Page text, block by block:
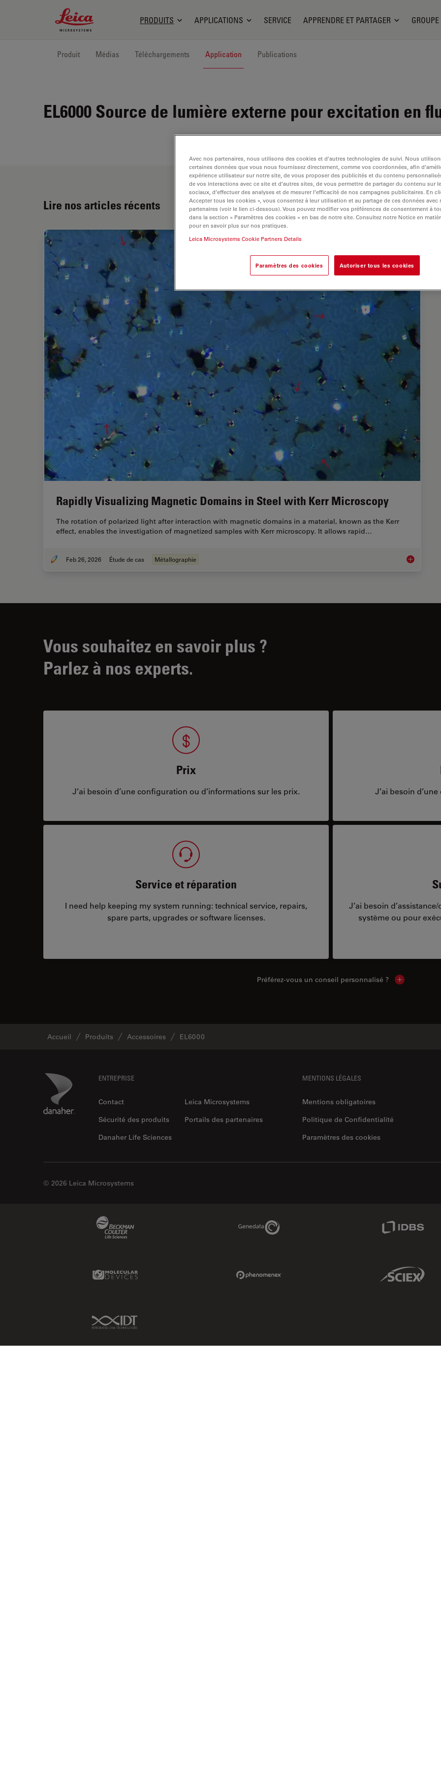
Leica Microsystems Logo
PRODUITS APPLICATIONS SERVICE APPRENDRE ET PARTAGER GROUPE
Produit Médias Téléchargements Application Publications
EL6000 Source de lumière externe pour excitation en
Lire nos articles récents
Rapidly Visualizing Magnetic Domains in Steel with Kerr Microscopy
The rotation of polarized light after interaction with magnetic domains in a material, known as the Kerr
effect, enables the investigation of magnetized samples with Kerr microscopy. It allows rapid…
Feb 26, 2026 Étude de cas Métallographie Rapidly
Vous souhaitez en savoir plus ?
Parlez à nos experts.
Prix
J’ai besoin d’une configuration ou d’informations sur les prix. J’ai besoin
Service et réparation
I need help keeping my system running: technical service, repairs,
spare parts, upgrades or software licenses.
J’ai besoin
système ou pour
Préférez-vous un conseil personnalisé ? Show local
Accueil Produits Accessoires EL6000
Danaher Logo ENTREPRISE
Contact
Leica Microsystems
Sécurité des produits
Portails des partenaires
Danaher Life Sciences
MENTIONS LÉGALES
Mentions obligatoires
Politique de Confidentialité
Paramètres des cookies
© 2026 Leica Microsystems
Genedata Link
Molecular Devices Link Sciex Link
IDT Link
Avec nos partenaires, nous utilisons des cookies et d’autres technologies de suivi. Nous
certaines données que vous nous fournissez directement, comme vos coordonnées, afin
expérience utilisateur sur notre site, de vous proposer des publicités et du contenu
de vos interactions avec ce site et d’autres sites, de vous permettre de partager du contenu sur
sociaux, d’effectuer des analyses et de mesurer l’efficacité de nos campagnes publicitaires. En
Accepter tous les cookies », vous consentez à leur utilisation et au partage de ces données avec
partenaires (voir le lien ci-dessous). Vous pouvez modifier vos préférences de consentement à
dans la section « Paramètres des cookies » en bas de notre site. Consultez notre Notice en
pour en savoir plus sur nos pratiques.
Leica Microsystems Cookie Partners Details
Paramètres des cookies Autoriser tous les cookies